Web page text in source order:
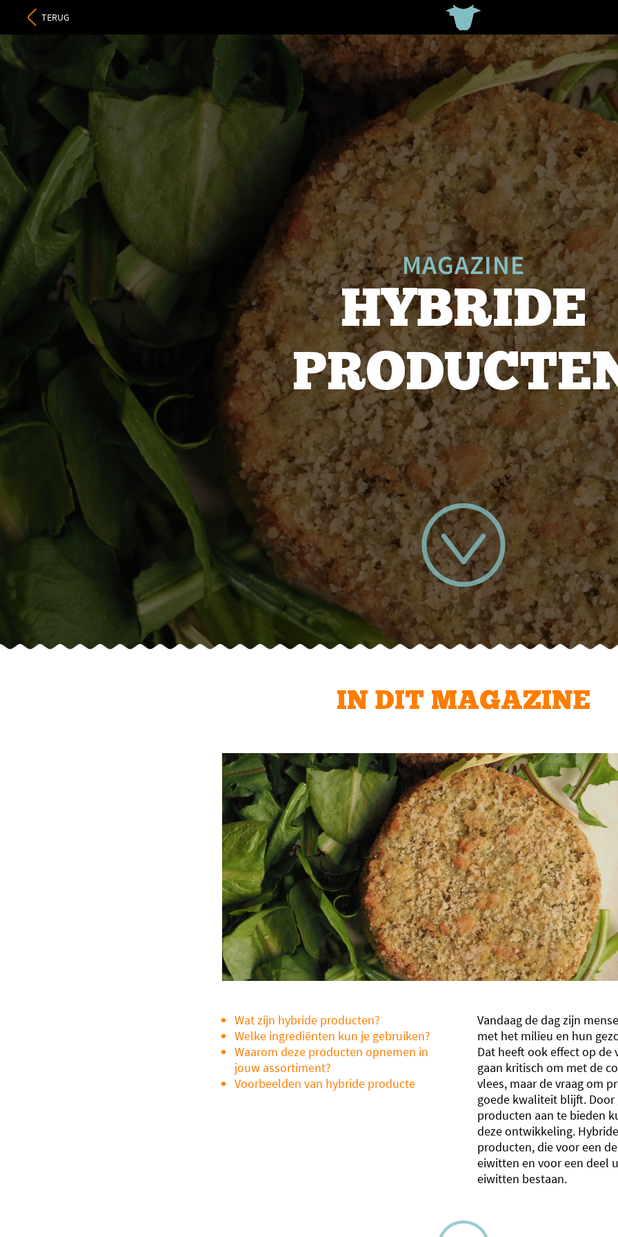
TERUG
MAGAZINE
HYBRIDE
IN DIT MAGAZINE
Wat zijn hybride producten?
Welke ingrediënten kun je gebruiken?
Waarom deze producten opnemen in
jouw assortiment?
Voorbeelden van hybride producte
Vandaag de dag zijn
met het milieu en hun
Dat heeft ook effect op de
gaan kritisch om met de
vlees, maar de vraag om
goede kwaliteit blijft. Door
producten aan te bieden
deze ontwikkeling.
producten, die voor een
eiwitten en voor een deel
eiwitten bestaan.